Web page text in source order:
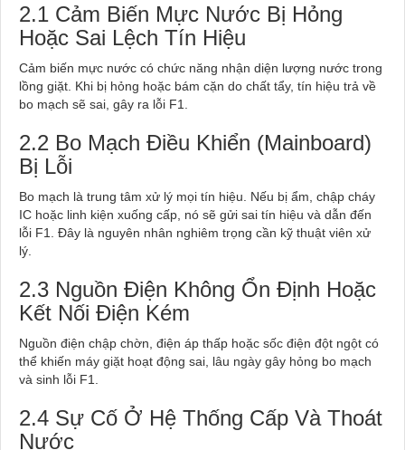
2.1 Cảm Biến Mực Nước Bị Hỏng
Hoặc Sai Lệch Tín Hiệu
Cảm biến mực nước có chức năng nhận diện lượng nước trong
lồng giặt. Khi bị hỏng hoặc bám cặn do chất tẩy, tín hiệu trả về
bo mạch sẽ sai, gây ra lỗi F1.
2.2 Bo Mạch Điều Khiển (Mainboard)
Bị Lỗi
Bo mạch là trung tâm xử lý mọi tín hiệu. Nếu bị ẩm, chập cháy
IC hoặc linh kiện xuống cấp, nó sẽ gửi sai tín hiệu và dẫn đến
lỗi F1. Đây là nguyên nhân nghiêm trọng cần kỹ thuật viên xử
lý.
2.3 Nguồn Điện Không Ổn Định Hoặc
Kết Nối Điện Kém
Nguồn điện chập chờn, điện áp thấp hoặc sốc điện đột ngột có
thể khiến máy giặt hoạt động sai, lâu ngày gây hỏng bo mạch
và sinh lỗi F1.
2.4 Sự Cố Ở Hệ Thống Cấp Và Thoát
Nước